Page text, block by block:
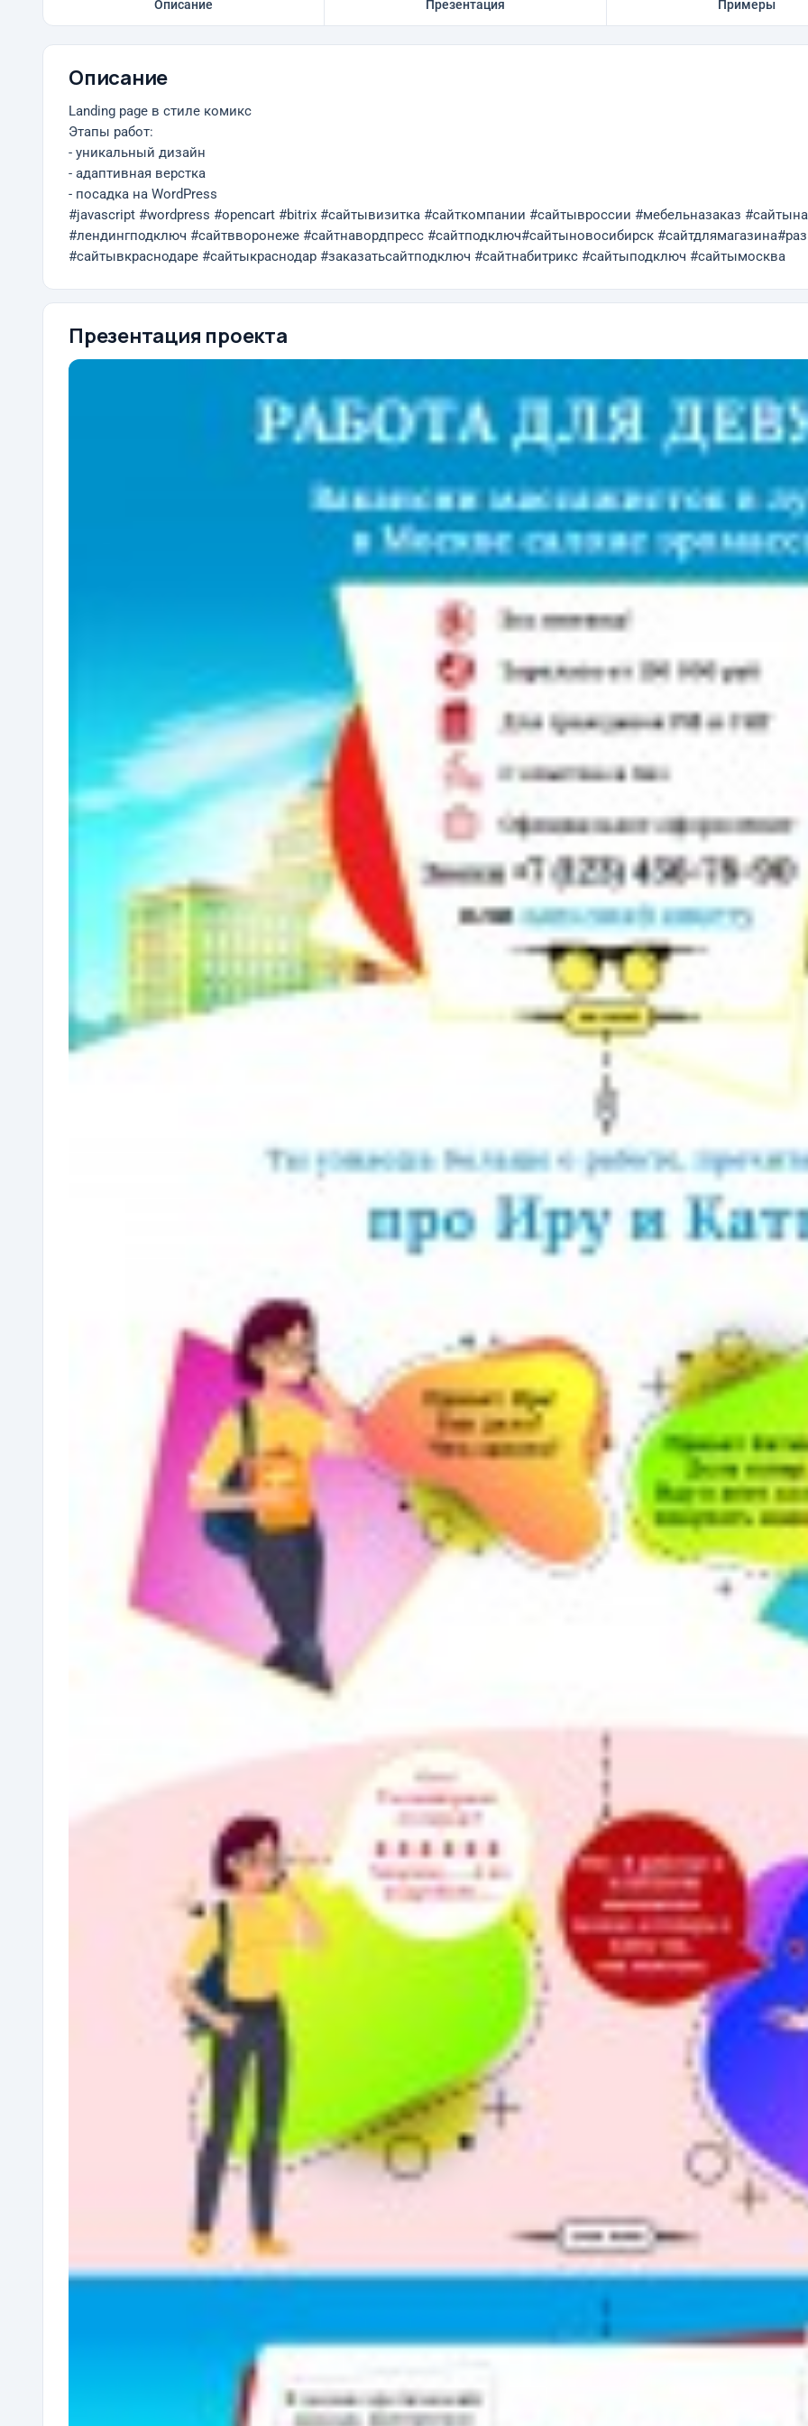
Описание Презентация Примеры
Описание
Landing page в стиле комикс
Этапы работ:
- уникальный дизайн
- адаптивная верстка
- посадка на WordPress
#javascript #wordpress #opencart #bitrix #сайтывизитка #сайткомпании #сайтывроссии #мебельназаказ
#лендингподключ #сайтвворонеже #сайтнавордпресс #сайтподключ#сайтыновосибирск
#сайтывкраснодаре #сайтыкраснодар #заказатьсайтподключ #сайтнабитрикс #сайтыподключ #сайтымосква
Презентация проекта